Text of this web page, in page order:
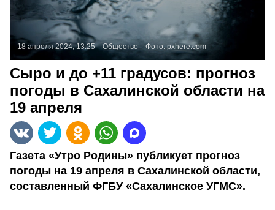
18 апреля 2024, 13:25 Общество Фото:pxhere.com
Сыро и до +11 градусов: прогноз
погоды в Сахалинской области на
19 апреля
Газета «Утро Родины» публикует прогноз
погоды на 19 апреля в Сахалинской области,
составленный ФГБУ «Сахалинское УГМС».